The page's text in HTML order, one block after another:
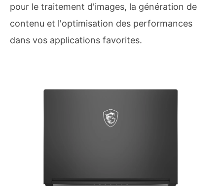
pour le traitement d'images, la génération de
contenu et l'optimisation des performances
dans vos applications favorites.